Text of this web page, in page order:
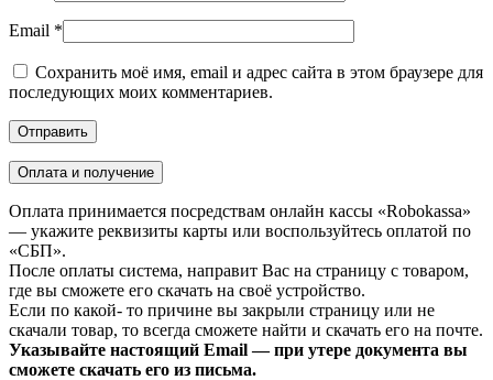
Email *
Сохранить моё имя, email и адрес сайта в этом браузере для
последующих моих комментариев.
Оплата и получение
Оплата принимается посредствам онлайн кассы «Robokassa»
— укажите реквизиты карты или воспользуйтесь оплатой по
«СБП».
После оплаты система, направит Вас на страницу с товаром,
где вы сможете его скачать на своё устройство.
Если по какой- то причине вы закрыли страницу или не
скачали товар, то всегда сможете найти и скачать его на почте.
Указывайте настоящий Email — при утере документа вы
сможете скачать его из письма.